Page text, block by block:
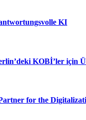
KI
KOBİ’ler için
for the